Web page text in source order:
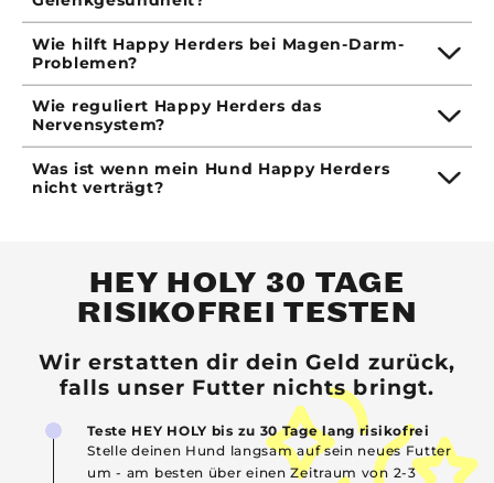
Wie hilft Happy Herders bei Magen-Darm-
Problemen?
Wie reguliert Happy Herders das
Nervensystem?
Was ist wenn mein Hund Happy Herders
nicht verträgt?
HEY HOLY 30 TAGE
RISIKOFREI TESTEN
Wir erstatten dir dein Geld zurück,
falls unser Futter nichts bringt.
Teste HEY HOLY bis zu 30 Tage lang risikofrei
Stelle deinen Hund langsam auf sein neues Futter
um - am besten über einen Zeitraum von 2-3